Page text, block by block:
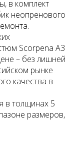
в комплект
неопренового
Scorpena A3
– без лишней
рынке
качества в
в толщинах 5
размеров,